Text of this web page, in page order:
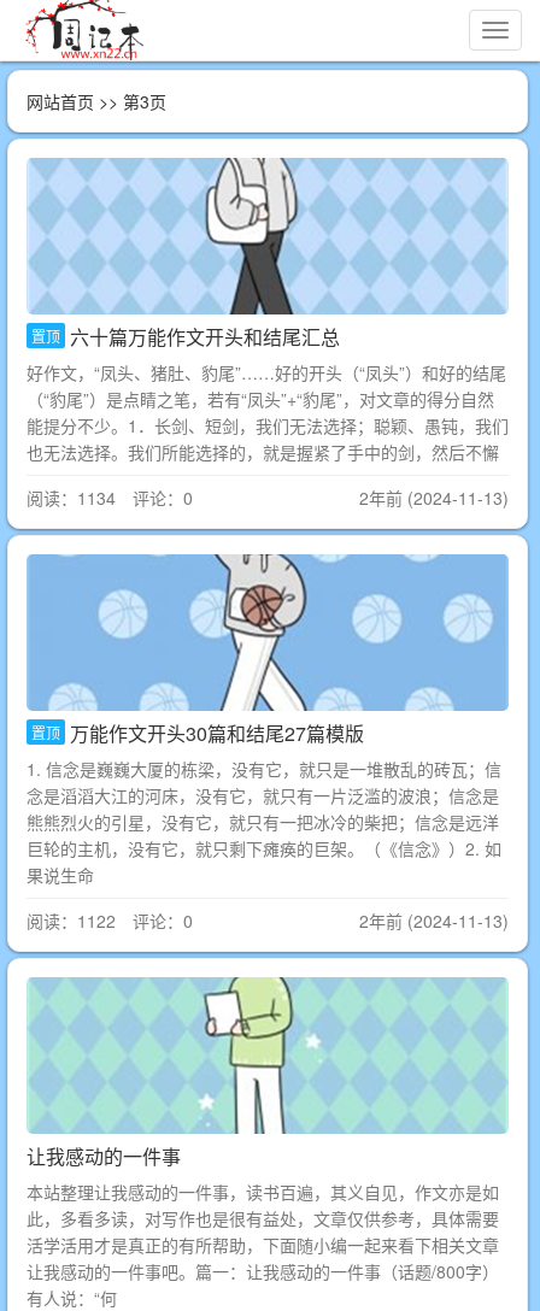
切
换
网站首页 >> 第3页
置顶 六十篇万能作文开头和结尾汇总
好作文，“凤头、猪肚、豹尾”……好的开头（“凤头”）和好的结尾
（“豹尾”）是点睛之笔，若有“凤头”+“豹尾”，对文章的得分自然
能提分不少。1．长剑、短剑，我们无法选择；聪颖、愚钝，我们
也无法选择。我们所能选择的，就是握紧了手中的剑，然后不懈
阅读：1134 评论：0
2年前 (2024-11-13)
置顶 万能作文开头30篇和结尾27篇模版
1. 信念是巍巍大厦的栋梁，没有它，就只是一堆散乱的砖瓦；信
念是滔滔大江的河床，没有它，就只有一片泛滥的波浪；信念是
熊熊烈火的引星，没有它，就只有一把冰冷的柴把；信念是远洋
巨轮的主机，没有它，就只剩下瘫痪的巨架。（《信念》）2. 如
果说生命
阅读：1122 评论：0
2年前 (2024-11-13)
让我感动的一件事
本站整理让我感动的一件事，读书百遍，其义自见，作文亦是如
此，多看多读，对写作也是很有益处，文章仅供参考，具体需要
活学活用才是真正的有所帮助，下面随小编一起来看下相关文章
让我感动的一件事吧。篇一：让我感动的一件事（话题/800字）
有人说：“何